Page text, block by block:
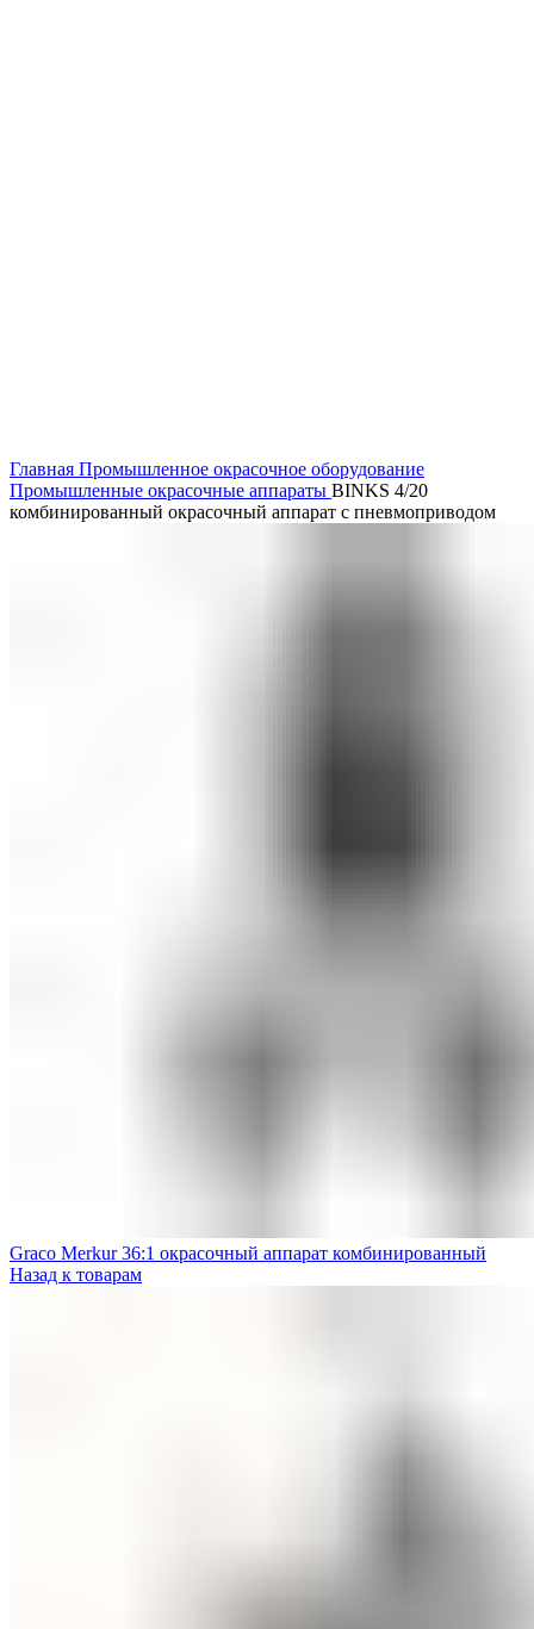
Главная Промышленное окрасочное оборудование
Промышленные окрасочные аппараты BINKS 4/20
комбинированный окрасочный аппарат с пневмоприводом
Graco Merkur 36:1 окрасочный аппарат комбинированный
Назад к товарам